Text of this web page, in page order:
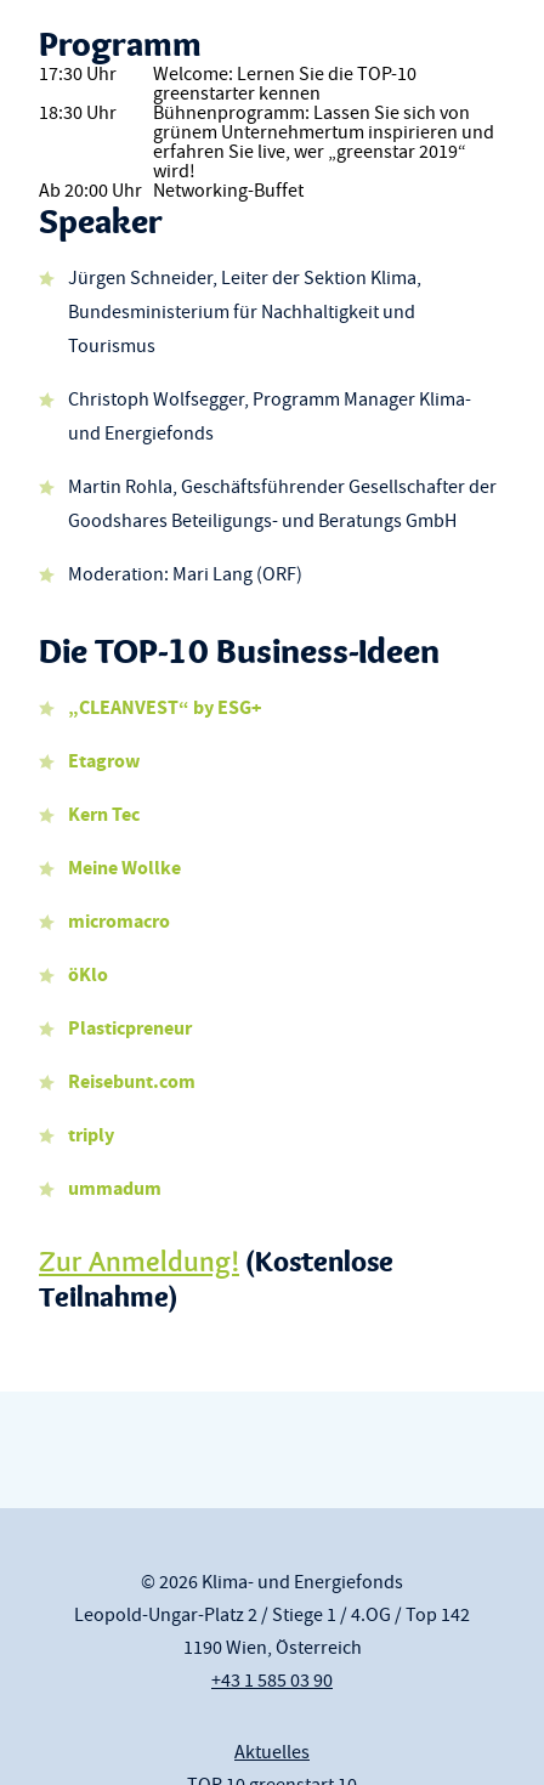
Programm
17:30 Uhr
Welcome: Lernen Sie die TOP-10
greenstarter kennen
18:30 Uhr
Bühnenprogramm: Lassen Sie sich von
grünem Unternehmertum inspirieren und
erfahren Sie live, wer „greenstar 2019“
wird!
Ab 20:00 Uhr Networking-Buffet
Speaker
Jürgen Schneider, Leiter der Sektion Klima,
Bundesministerium für Nachhaltigkeit und
Tourismus
Christoph Wolfsegger, Programm Manager Klima-
und Energiefonds
Martin Rohla, Geschäftsführender Gesellschafter der
Goodshares Beteiligungs- und Beratungs GmbH
Moderation: Mari Lang (ORF)
Die TOP-10 Business-Ideen
„CLEANVEST“ by ESG+
Etagrow
Kern Tec
Meine Wollke
micromacro
öKlo
Plasticpreneur
Reisebunt.com
triply
ummadum
Zur Anmeldung! (Kostenlose
Teilnahme)
© 2026 Klima- und Energiefonds
Leopold-Ungar-Platz 2 / Stiege 1 / 4.OG / Top 142
1190 Wien, Österreich
+43 1 585 03 90
Aktuelles